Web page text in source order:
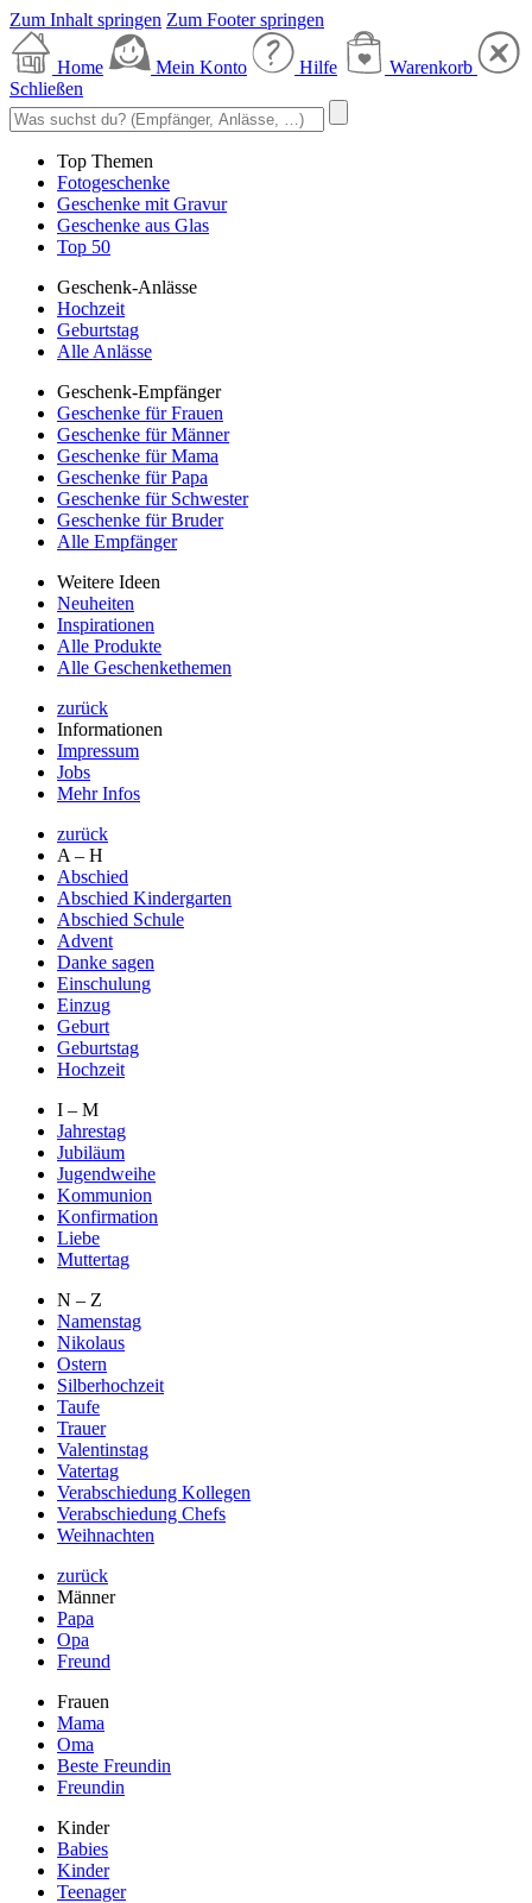
Zum Inhalt springen Zum Footer springen
Home Mein Konto Hilfe
Warenkorb
Schließen
Top Themen
Fotogeschenke
Geschenke mit Gravur
Geschenke aus Glas
Top 50
Geschenk-Anlässe
Hochzeit
Geburtstag
Alle Anlässe
Geschenk-Empfänger
Geschenke für Frauen
Geschenke für Männer
Geschenke für Mama
Geschenke für Papa
Geschenke für Schwester
Geschenke für Bruder
Alle Empfänger
Weitere Ideen
Neuheiten
Inspirationen
Alle Produkte
Alle Geschenkethemen
zurück
Informationen
Impressum
Jobs
Mehr Infos
zurück
A – H
Abschied
Abschied Kindergarten
Abschied Schule
Advent
Danke sagen
Einschulung
Einzug
Geburt
Geburtstag
Hochzeit
I – M
Jahrestag
Jubiläum
Jugendweihe
Kommunion
Konfirmation
Liebe
Muttertag
N – Z
Namenstag
Nikolaus
Ostern
Silberhochzeit
Taufe
Trauer
Valentinstag
Vatertag
Verabschiedung Kollegen
Verabschiedung Chefs
Weihnachten
zurück
Männer
Papa
Opa
Freund
Frauen
Mama
Oma
Beste Freundin
Freundin
Kinder
Babies
Kinder
Teenager